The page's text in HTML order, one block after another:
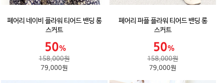
페어리 네이비 플라워 티어드 밴딩 롱
스커트
158,000원
79,000원
페어리 퍼플 플라워 티어드 밴딩 롱
스커트
158,000원
79,000원